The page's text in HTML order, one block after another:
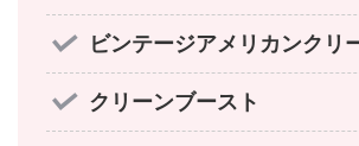
ビンテージアメリカンクリ
クリーンブースト